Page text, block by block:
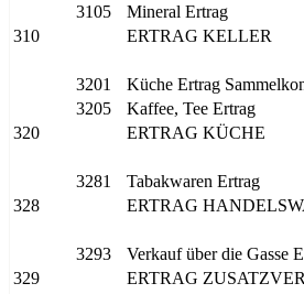
3105
Mineral Ertrag
310
ERTRAG KELLER
3201 Küche Ertrag
3205
Kaffee, Tee Ertrag
320
ERTRAG KÜCHE
3281 Tabakwaren Ertrag
328
ERTRAG
3293 Verkauf über die Gasse
329
ERTRAG